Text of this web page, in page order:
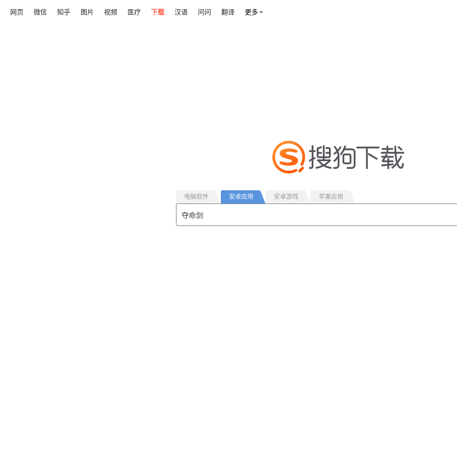
网页 微信 知乎 图片 视频 医疗 下载 汉语 问问 翻译 更多
电脑软件 安卓应用 安卓游戏 苹果应用